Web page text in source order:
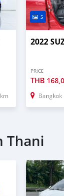
5
2022
PRICE
THB
Bangkok
Thani